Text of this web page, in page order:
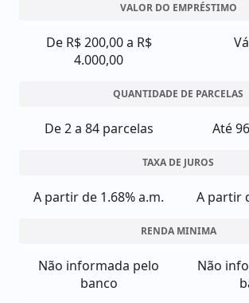
VALOR DO EMPRÉSTIMO
De R$ 200,00 a R$
4.000,00
QUANTIDADE DE PARCELAS
De 2 a 84 parcelas Até
TAXA DE JUROS
A partir de 1.68% a.m. A partir
RENDA MINIMA
Não informada pelo
banco
Não